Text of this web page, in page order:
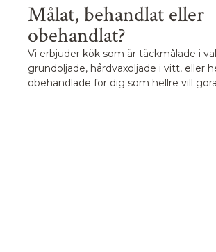
Målat, behandlat eller
obehandlat?
Vi erbjuder kök som är täckmålade i
grundoljade, hårdvaxoljade i vitt, eller
obehandlade för dig som hellre vill